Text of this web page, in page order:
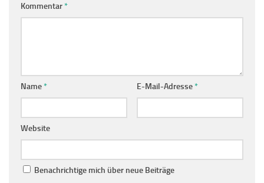
Kommentar*
Name* E-Mail-Adresse*
Website
Benachrichtige mich über neue Beiträge